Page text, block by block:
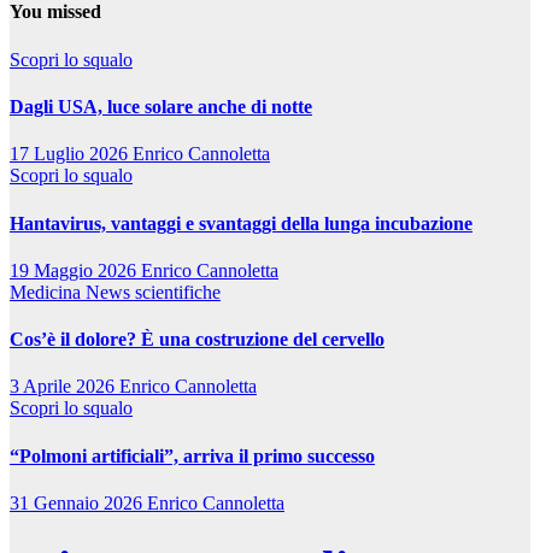
You missed
Scopri lo squalo
Dagli USA, luce solare anche di notte
17 Luglio 2026 Enrico Cannoletta
Scopri lo squalo
Hantavirus, vantaggi e svantaggi della lunga incubazione
19 Maggio 2026 Enrico Cannoletta
Medicina News scientifiche
Cos’è il dolore? È una costruzione del cervello
3 Aprile 2026 Enrico Cannoletta
Scopri lo squalo
“Polmoni artificiali”, arriva il primo successo
31 Gennaio 2026 Enrico Cannoletta